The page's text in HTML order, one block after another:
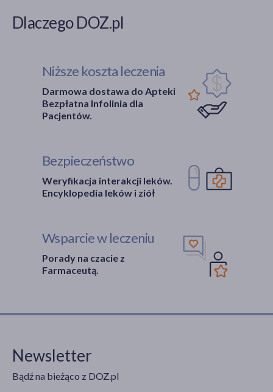
Dlaczego DOZ.pl
Niższe koszta leczenia
Darmowa dostawa do Apteki
Bezpłatna Infolinia dla
Pacjentów.
Bezpieczeństwo
Weryfikacja interakcji leków.
Encyklopedia leków i ziół
Wsparcie w leczeniu
Porady na czacie z
Farmaceutą.
Newsletter
Bądź na bieżąco z DOZ.pl